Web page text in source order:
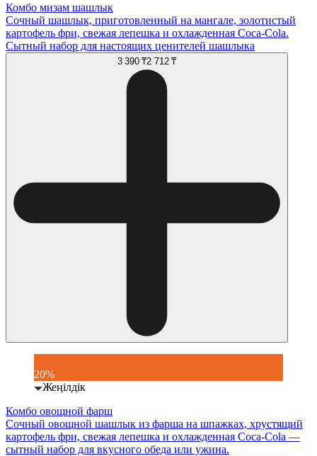
Комбо мизам шашлык
Сочный шашлык, приготовленный на мангале, золотистый
картофель фри, свежая лепешка и охлажденная Coca-Cola.
Сытный набор для настоящих ценителей шашлыка
3 390 ₸2 712 ₸
20%
Жеңілдік
Комбо овощной фарш
Сочный овощной шашлык из фарша на шпажках, хрустящий
картофель фри, свежая лепешка и охлажденная Coca-Cola —
сытный набор для вкусного обеда или ужина.